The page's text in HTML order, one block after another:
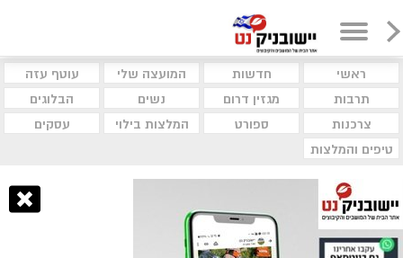
ראשי חדשות המועצה שלי
עוטף עזה
תרבות
מגזין דרום נשים
הבלוגים
צרכנות
ספורט המלצות בילוי
עסקים
טיפים והמלצות